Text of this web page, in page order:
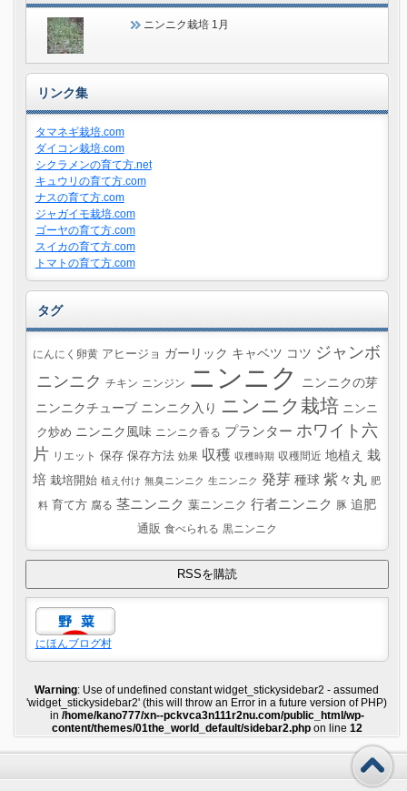
ニンニク栽培 1月
リンク集
タマネギ栽培.com
ダイコン栽培.com
シクラメンの育て方.net
キュウリの育て方.com
ナスの育て方.com
ジャガイモ栽培.com
ゴーヤの育て方.com
スイカの育て方.com
トマトの育て方.com
タグ
にんにく卵黄 アヒージョ ガーリック キャベツ コツ ジャンボ
ニンニク チキン ニンジン ニンニク
ニンニクの芽
ニンニクチューブ ニンニク入り ニンニク栽培 ニンニ
ク炒め ニンニク風味 ニンニク香る プランター ホワイト六
片 リエット 保存 保存方法 効果 収穫 収穫時期 収穫間近 地植え 栽
培 栽培開始 植え付け 無臭ニンニク 生ニンニク 発芽 種球 紫々丸 肥
料 育て方 腐る 茎ニンニク 葉ニンニク 行者ニンニク 豚 追肥
通販 食べられる 黒ニンニク
にほんブログ村
Warning: Use of undefined constant widget_stickysidebar2 - assumed
'widget_stickysidebar2' (this will throw an Error in a future version of PHP)
in /home/kano777/xn--pckvca3n111r2nu.com/public_html/wp-
content/themes/01the_world_default/sidebar2.phpon line 12